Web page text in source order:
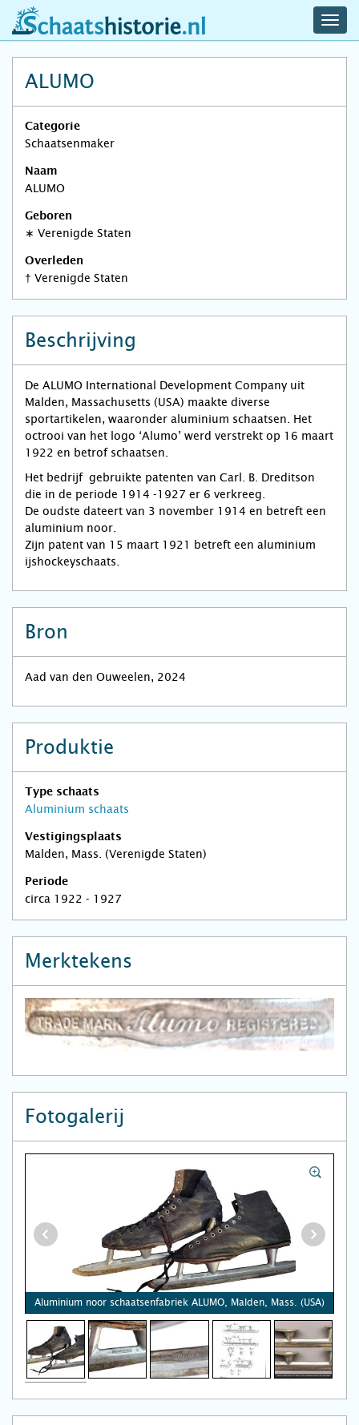
schaatshistorie.nl
ALUMO
Categorie
Schaatsenmaker
Naam
ALUMO
Geboren
∗ Verenigde Staten
Overleden
† Verenigde Staten
Beschrijving
De ALUMO International Development Company uit
Malden, Massachusetts (USA) maakte diverse
sportartikelen, waaronder aluminium schaatsen. Het
octrooi van het logo ‘Alumo’ werd verstrekt op 16 maart
1922 en betrof schaatsen.
Het bedrijf gebruikte patenten van Carl. B. Dreditson
die in de periode 1914 -1927 er 6 verkreeg.
De oudste dateert van 3 november 1914 en betreft een
aluminium noor.
Zijn patent van 15 maart 1921 betreft een aluminium
ijshockeyschaats.
Bron
Aad van den Ouweelen, 2024
Produktie
Type schaats
Aluminium schaats
Vestigingsplaats
Malden, Mass. (Verenigde Staten)
Periode
circa 1922 - 1927
Merktekens
Fotogalerij
Aluminium noor schaatsenfabriek ALUMO, Malden, Mass. (USA)